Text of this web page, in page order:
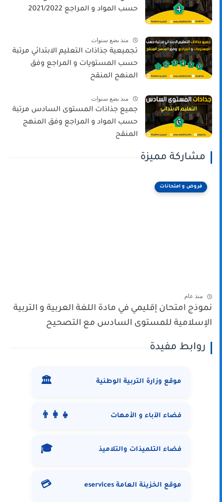
حسب المواد و المراجع 2021/2022
منذ بضع سنوات
تجميعية جذاذات التعليم الابتدائي مرتبة
حسب المستويات و المراجع وفق
المنهج المنقح
منذ بضع سنوات
جميع جذاذات المستوى السادس مرتبة
حسب المواد و المراجع وفق المنهج
المنقح
مشاركة مميزة
فروض و امتحانات
منذ عام
نموذج امتحان إقليمي في مادة اللغة العربية و التربية
الإسلامية للمستوى السادس مع التصحيح
روابط مفيدة
موقع وزارة التربية الوطنية 🏛️
فضاء الآباء و الأمهات 👨‍👩‍👧
فضاء التلميذات والتلاميذ 🎓
موقع الخزينة العامة eservices 💳